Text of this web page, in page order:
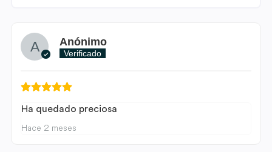
Anónimo
Verificado
Ha quedado preciosa
Hace 2 meses